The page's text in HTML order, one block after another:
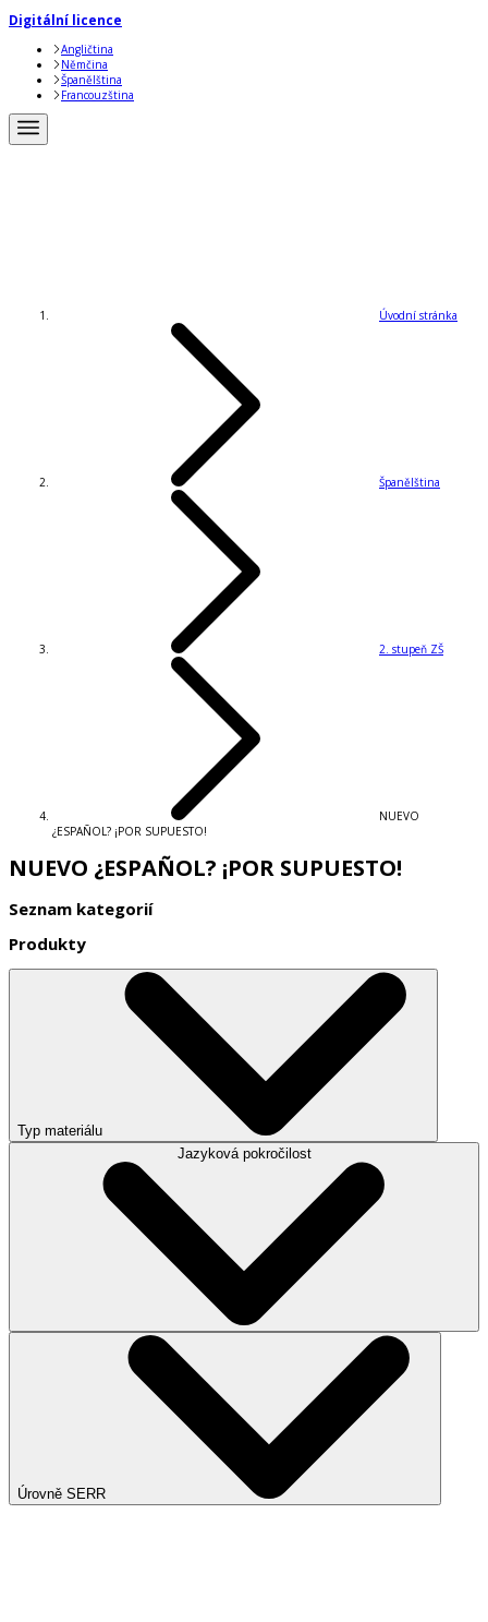
Digitální licence
Angličtina
Němčina
Španělština
Francouzština
Úvodní stránka
Španělština
2. stupeň ZŠ
NUEVO
¿ESPAÑOL? ¡POR SUPUESTO!
NUEVO ¿ESPAÑOL? ¡POR SUPUESTO!
Seznam kategorií
Produkty
Typ materiálu
Jazyková pokročilost
Úrovně SERR